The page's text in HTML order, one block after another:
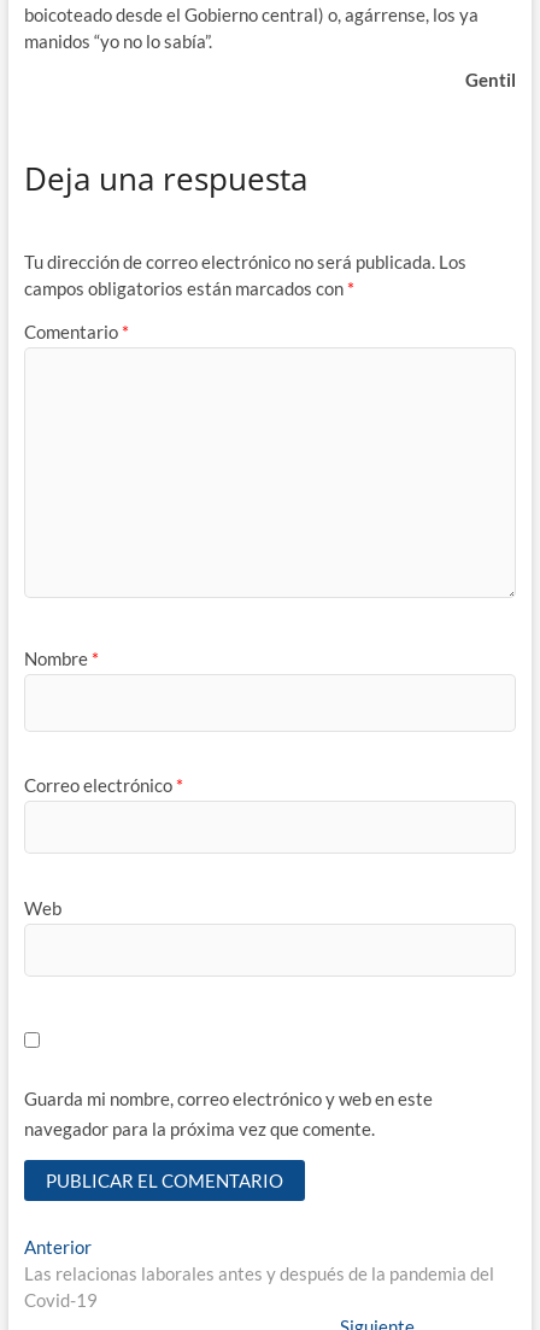
boicoteado desde el Gobierno central) o, agárrense, los ya
manidos “yo no lo sabía”.
Gentil
Deja una respuesta
Tu dirección de correo electrónico no será publicada. Los
campos obligatorios están marcados con *
Comentario *
Nombre *
Correo electrónico *
Web
Guarda mi nombre, correo electrónico y web en este
navegador para la próxima vez que comente.
Navegación
de
AnteriorEntrada
anterior:
Las relacionas laborales antes y después de la pandemia del
Covid-19